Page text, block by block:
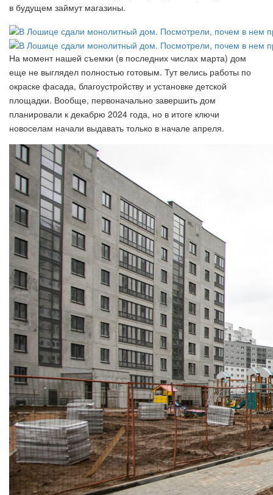
в будущем займут магазины.
На момент нашей съемки (в последних числах марта) дом
еще не выглядел полностью готовым. Тут велись работы по
окраске фасада, благоустройству и установке детской
площадки. Вообще, первоначально завершить дом
планировали к декабрю 2024 года, но в итоге ключи
новоселам начали выдавать только в начале апреля.